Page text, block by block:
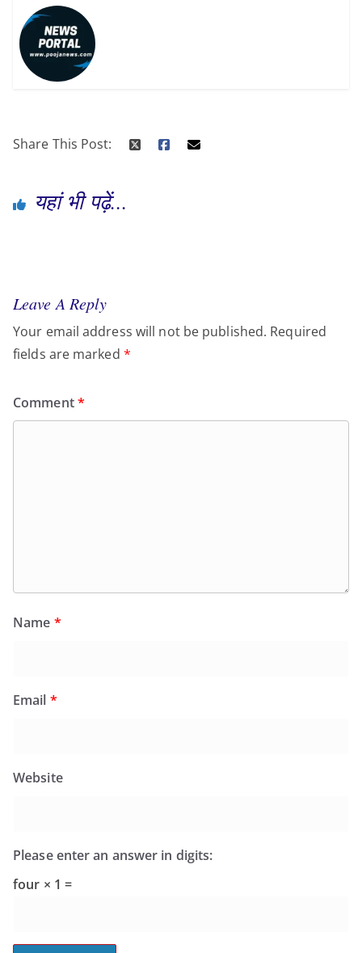
Share This Post:
यहां भी पढ़ें...
Leave A Reply
Your email address will not be published. Required
fields are marked *
Comment*
Name *
Email *
Website
Please enter an answer in digits:
four × 1 =